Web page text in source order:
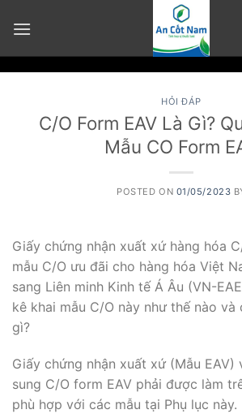
HỎI ĐÁP
C/O Form EAV Là Gì?
Mẫu CO Form
POSTED ON 01/05/2023
Giấy chứng nhận xuất xứ hàng hóa
mẫu C/O ưu đãi cho hàng hóa Việt
sang Liên minh Kinh tế Á Âu (VN-
kê khai mẫu C/O này như thế nào và
gì?
Giấy chứng nhận xuất xứ (Mẫu EAV)
sung C/O form EAV phải được làm
phù hợp với các mẫu tại Phụ lục này.